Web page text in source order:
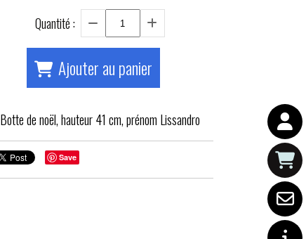
Quantité :
Ajouter au panier
Botte de noël, hauteur 41 cm, prénom Lissandro
Save